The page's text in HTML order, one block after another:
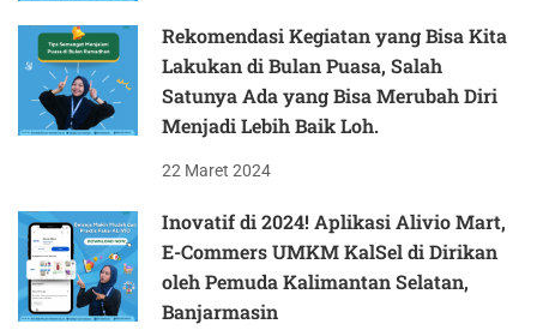
Rekomendasi Kegiatan yang Bisa Kita
Lakukan di Bulan Puasa, Salah
Satunya Ada yang Bisa Merubah Diri
Menjadi Lebih Baik Loh.
22 Maret 2024
Inovatif di 2024! Aplikasi Alivio Mart,
E-Commers UMKM KalSel di Dirikan
oleh Pemuda Kalimantan Selatan,
Banjarmasin